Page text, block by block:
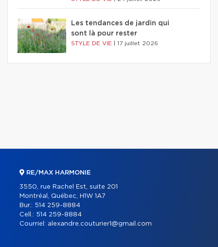
Les tendances de jardin qui
sont là pour rester
STYLE DE VIE 17 juillet 2026
RE/MAX HARMONIE
3550, rue Rachel Est, suite 201
Montréal, Québec, H1W 1A7
Bur.: 514 259-8884
Cell.: 514 259-8884
Courriel: alexandre.couturier1@gmail.com